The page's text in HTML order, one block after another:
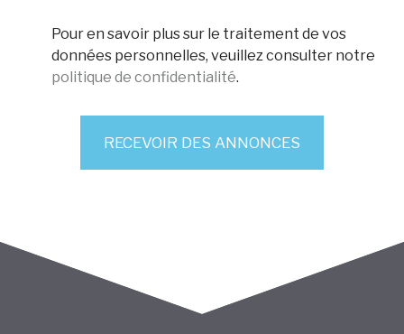
Pour en savoir plus sur le traitement de vos
données personnelles, veuillez consulter notre
politique de confidentialité.
RECEVOIR DES ANNONCES